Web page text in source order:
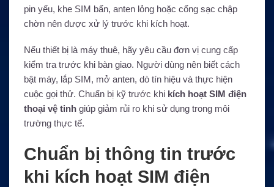
pin yếu, khe SIM bẩn, anten lỏng hoặc cổng sạc chập
chờn nên được xử lý trước khi kích hoạt.
Nếu thiết bị là máy thuê, hãy yêu cầu đơn vị cung cấp
kiểm tra trước khi bàn giao. Người dùng nên biết cách
bật máy, lắp SIM, mở anten, dò tín hiệu và thực hiện
cuộc gọi thử. Chuẩn bị kỹ trước khi kích hoạt SIM điện
thoại vệ tinh giúp giảm rủi ro khi sử dụng trong môi
trường thực tế.
Chuẩn bị thông tin trước
khi kích hoạt SIM điện